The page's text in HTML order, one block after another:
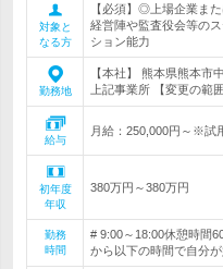
対象と
なる方
【必須】◎上場企業ま
経営陣や監査役会等の
ション能力
勤務地
【本社】 熊本県熊本市
上記事業所 【変更の範
給与
月給：250,000円～※試
初年度
年収
380万円～380万円
勤務
時間
# 9:00～18:00休憩時間
から以下の時間で自分